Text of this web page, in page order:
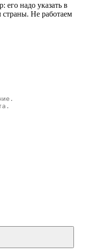
его надо указать в
страны. Не работаем